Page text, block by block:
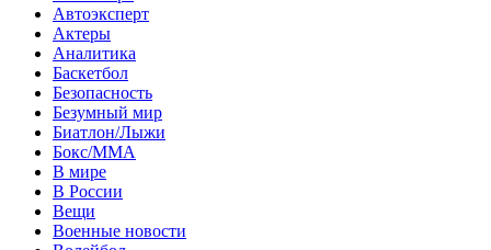
Автоэксперт
Актеры
Аналитика
Баскетбол
Безопасность
Безумный мир
Биатлон/Лыжи
Бокс/MMA
В мире
В России
Вещи
Военные новости